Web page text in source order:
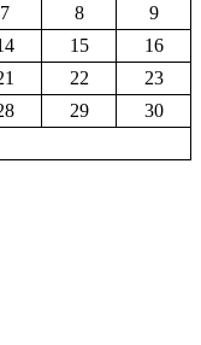
7 8
9
15
16
22
23
29
30